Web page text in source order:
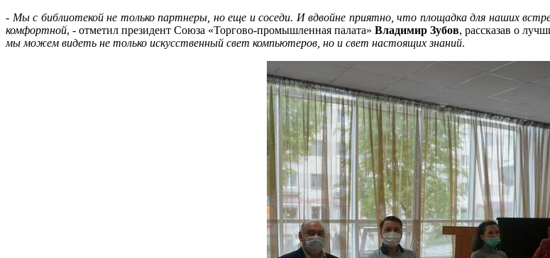
- Мы с библиотекой не только партнеры, но еще и соседи. И вдвойне приятно, что площадка для наших
комфортной, - отметил президент Союза «Торгово-промышленная палата» Владимир Зубов, рассказав о
мы можем видеть не только искусственный свет компьютеров, но и свет настоящих знаний.